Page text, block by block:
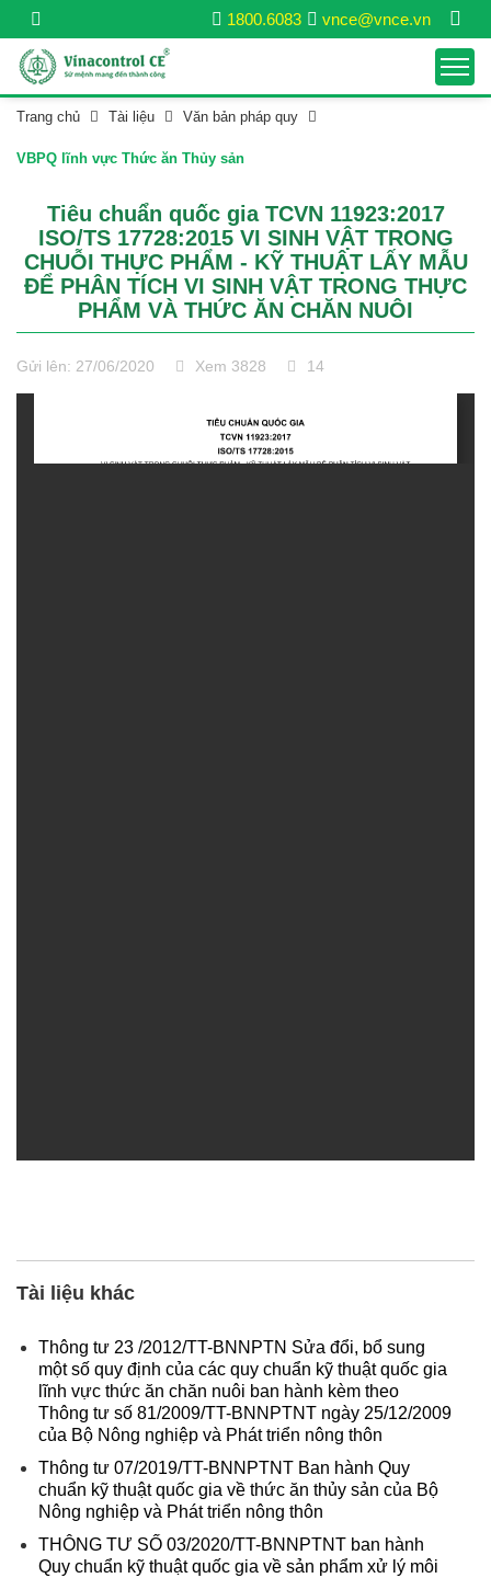
vnce@vnce.vn
1800.6083
Trang chủ Tài liệu Văn bản pháp quy
VBPQ lĩnh vực Thức ăn Thủy sản
Tiêu chuẩn quốc gia TCVN 11923:2017
ISO/TS 17728:2015 VI SINH VẬT TRONG
CHUỖI THỰC PHẨM - KỸ THUẬT LẤY MẪU
ĐỂ PHÂN TÍCH VI SINH VẬT TRONG THỰC
PHẨM VÀ THỨC ĂN CHĂN NUÔI
Gửi lên: 27/06/2020 Xem 3828 14
Tài liệu khác
Thông tư 23 /2012/TT-BNNPTN Sửa đổi, bổ sung
một số quy định của các quy chuẩn kỹ thuật quốc gia
lĩnh vực thức ăn chăn nuôi ban hành kèm theo
Thông tư số 81/2009/TT-BNNPTNT ngày 25/12/2009
của Bộ Nông nghiệp và Phát triển nông thôn
Thông tư 07/2019/TT-BNNPTNT Ban hành Quy
chuẩn kỹ thuật quốc gia về thức ăn thủy sản của Bộ
Nông nghiệp và Phát triển nông thôn
THÔNG TƯ SỐ 03/2020/TT-BNNPTNT ban hành
Quy chuẩn kỹ thuật quốc gia về sản phẩm xử lý môi